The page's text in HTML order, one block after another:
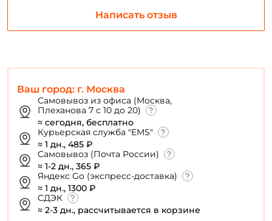
Ваш город: г. Москва
Самовывоз из офиса (Москва,
Плеханова 7 с 10 до 20)
≈ сегодня, бесплатно
Курьерская служба "EMS"
≈ 1 дн., 485 ₽
Самовывоз (Почта России)
≈ 1-2 дн., 365 ₽
Яндекс Go (экспресс-доставка)
≈ 1 дн., 1300 ₽
СДЭК
≈ 2-3 дн., рассчитывается в корзине
Написать отзыв
Придумайте пароль: *
Повторите пароль: *
Заполняя данную форму вы соглашаетесь на обработку
персональных данных
Создать аккаунт